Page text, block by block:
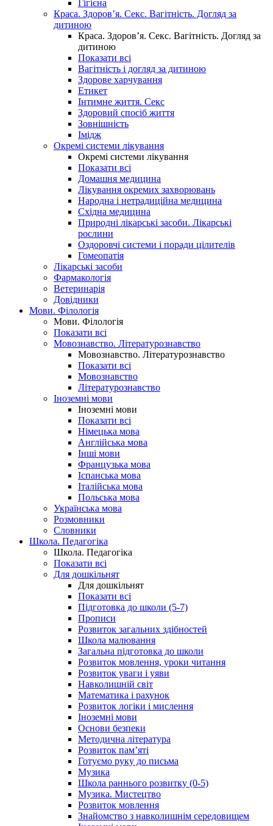
Гігієна
Краса. Здоров’я. Секс. Вагітність. Догляд за
дитиною
Краса. Здоров’я. Секс. Вагітність. Догляд за
дитиною
Показати всі
Вагітність і догляд за дитиною
Здорове харчування
Етикет
Інтимне життя. Секс
Здоровий спосіб життя
Зовнішність
Імідж
Окремі системи лікування
Окремі системи лікування
Показати всі
Домашня медицина
Лікування окремих захворювань
Народна і нетрадиційна медицина
Східна медицина
Природні лікарські засоби. Лікарські
рослини
Оздоровчі системи і поради цілителів
Гомеопатія
Лікарські засоби
Фармакологія
Ветеринарія
Довідники
Мови. Філологія
Мови. Філологія
Показати всі
Мовознавство. Літературознавство
Мовознавство. Літературознавство
Показати всі
Мовознавство
Літературознавство
Іноземні мови
Іноземні мови
Показати всі
Німецька мова
Англійська мова
Інші мови
Французька мова
Іспанська мова
Італійська мова
Польська мова
Українська мова
Розмовники
Словники
Школа. Педагогіка
Школа. Педагогіка
Показати всі
Для дошкільнят
Для дошкільнят
Показати всі
Підготовка до школи (5-7)
Прописи
Розвиток загальних здібностей
Школа малювання
Загальна підготовка до школи
Розвиток мовлення, уроки читання
Розвиток уваги і уяви
Навколишній світ
Математика і рахунок
Розвиток логіки і мислення
Іноземні мови
Основи безпеки
Методична література
Розвиток пам’яті
Готуємо руку до письма
Музика
Школа раннього розвитку (0-5)
Музика. Мистецтво
Розвиток мовлення
Знайомство з навколишнім середовищем